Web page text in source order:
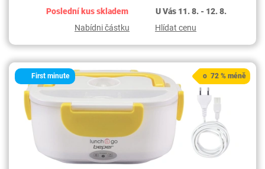
Poslední kus skladem
U Vás 11. 8. - 12. 8.
Nabídni částku
Hlídat cenu
First minute o 72 % méně